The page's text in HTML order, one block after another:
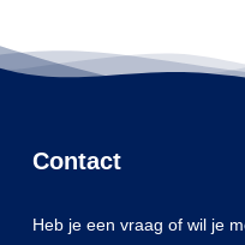
Contact
Heb je een vraag of wil je